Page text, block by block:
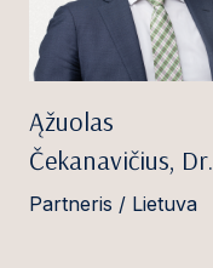
Ąžuolas
Čekanavičius, Dr.
Partneris / Lietuva